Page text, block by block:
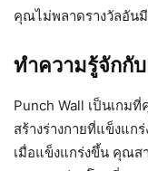
คุณไม่พลาดรางวัลอัน
ทำความรู้จักกั
Punch Wall เป็นเกม
สร้างร่างกายที่แข็งแก
เมื่อแข็งแกร่งขึ้น คุณส